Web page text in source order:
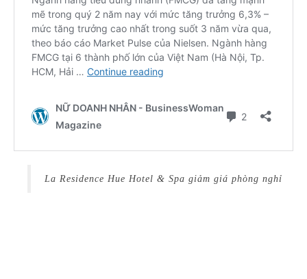
La Residence Hue Hotel & Spa giảm giá phòng nghỉ